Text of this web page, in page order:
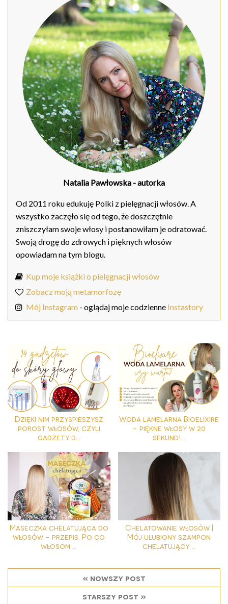
Natalia Pawłowska - autorka
Od 2011 roku edukuję Polki z pielęgnacji włosów. A
wszystko zaczęło się od tego, że doszczętnie
zniszczyłam swoje włosy i postanowiłam je odratować.
Swoją drogę do zdrowych i pięknych włosów
opowiadam na tym blogu.
Kup moje książki o pielęgnacji włosów
Zobacz moją metamorfozę
Mój Instagram - oglądaj moje codzienne Instastory
Dzięki nim przyspieszysz
porost włosów, czyli
gadżety d...
Woda lamelarna Bioelixire
- piękne włosy w 20
sekund!...
Maseczka chelatująca do
włosów - przepis. Po co
włosom ...
Chelatowanie włosów |
Mój ulubiony szampon
chelatujący ...
« nowszy post
starszy post »